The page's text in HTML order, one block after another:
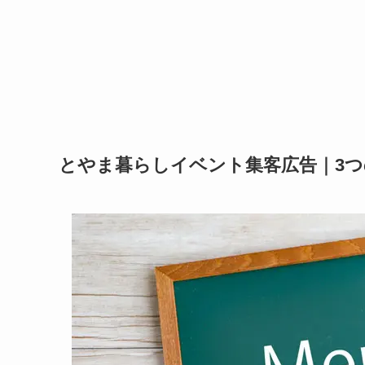
とやま暮らしイベント集客広告｜3